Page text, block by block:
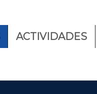
ACTIVIDADES